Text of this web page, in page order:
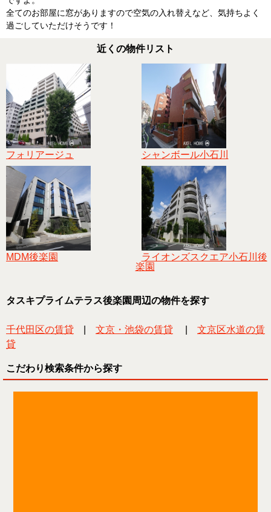
全てのお部屋に窓がありますので空気の入れ替えなど、気持ちよく
過ごしていただけそうです！
近くの物件リスト
フォリアージュ シャンボール小石川
MDM後楽園
ライオンズスクエア小石川後
楽園
タスキプライムテラス後楽園周辺の物件を探す
千代田区の賃貸 文京・池袋の賃貸
文京区水道の賃
貸
こだわり検索条件から探す